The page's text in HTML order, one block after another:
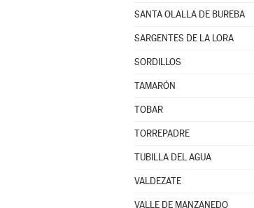
SANTA OLALLA DE BUREBA
SARGENTES DE LA LORA
SORDILLOS
TAMARÓN
TOBAR
TORREPADRE
TUBILLA DEL AGUA
VALDEZATE
VALLE DE MANZANEDO